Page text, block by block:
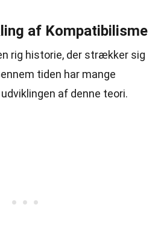
af Kompatibilisme
rig historie, der strækker sig
tiden har mange
af denne teori.